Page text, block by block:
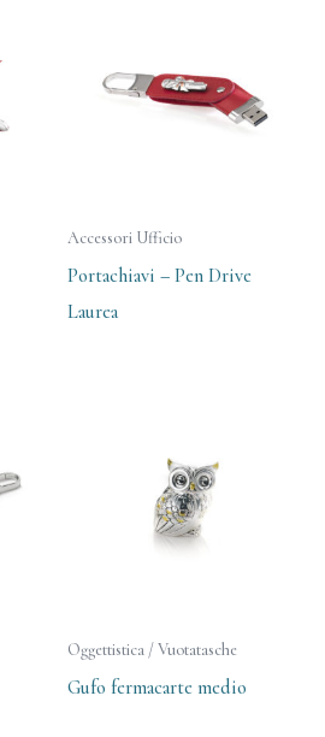
Accessori Ufficio
Portachiavi – Pen Drive
Laurea
Oggettistica / Vuotatasche
Gufo fermacarte medio